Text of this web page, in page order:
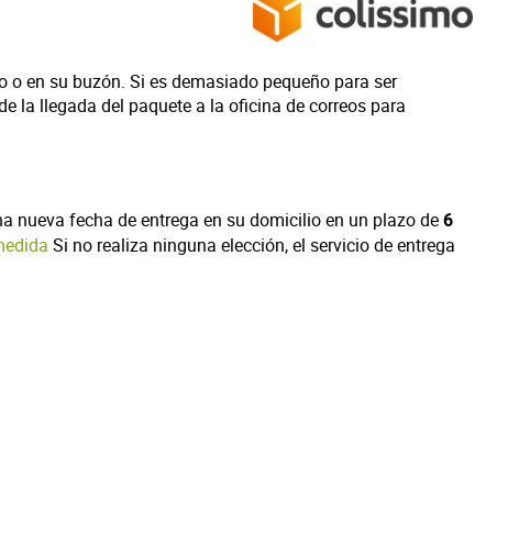
en su buzón. Si es demasiado pequeño para ser
la llegada del paquete a la oficina de correos para
nueva fecha de entrega en su domicilio en un plazo de6
Si no realiza ninguna elección, el servicio de entrega